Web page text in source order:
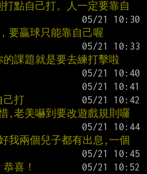
點自己打。人一定要靠自
要贏球只能靠自己喔
課題就是要去練打擊啦
己打
,老美嚇到要改遊戲規則囉
我兩個兒子都有出息,一個
喜！